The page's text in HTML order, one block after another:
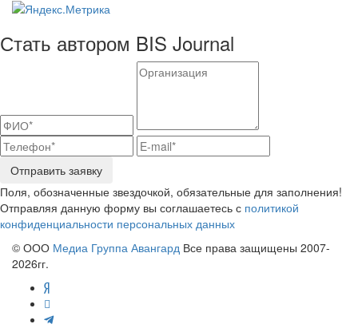
Стать автором BIS Journal
Отправить заявку
Поля, обозначенные звездочкой, обязательные для заполнения!
Отправляя данную форму вы соглашаетесь с политикой
конфиденциальности персональных данных
© ООО Медиа Группа Авангард Все права защищены 2007-
2026гг.